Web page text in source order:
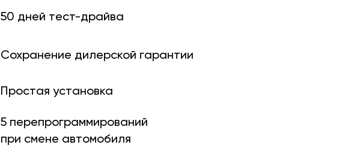
50 дней тест-драйва
Сохранение дилерской гарантии
Простая установка
5 перепрограмми­рований
при смене автомобиля